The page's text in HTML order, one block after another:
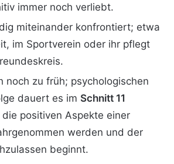
immer noch verliebt.
miteinander konfrontiert; etwa
im Sportverein oder ihr pflegt
noch zu früh; psychologischen
dauert es im Schnitt 11
die positiven Aspekte einer
werden und der
beginnt.